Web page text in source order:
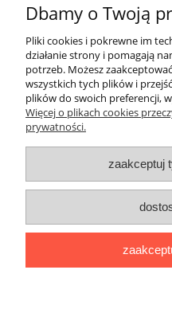
do
« 1 ... 28 29
Dbamy o Twoją
Pliki cookies i pokrewne im
działanie strony i pomagają
potrzeb. Możesz
wszystkich tych plików i
plików do swoich preferencji,
Więcej o plikach cookies
prywatności.
zaakceptuj